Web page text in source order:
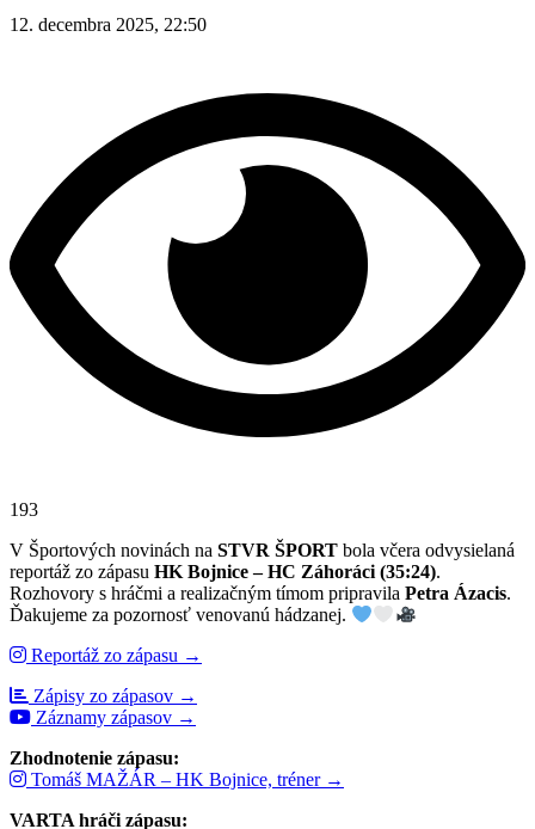
12. decembra 2025, 22:50
193
V Športových novinách na STVR ŠPORT bola včera odvysielaná
reportáž zo zápasu HK Bojnice – HC Záhoráci (35:24).
Rozhovory s hráčmi a realizačným tímom pripravila Petra Ázacis.
Ďakujeme za pozornosť venovanú hádzanej.
Reportáž zo zápasu →
Zápisy zo zápasov →
Záznamy zápasov →
Zhodnotenie zápasu:
Tomáš MAŽÁR – HK Bojnice, tréner →
VARTA hráči zápasu: